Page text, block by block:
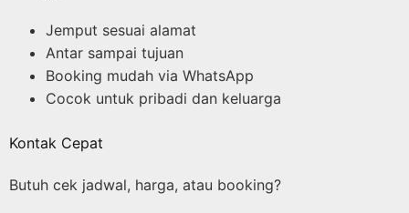
Jemput sesuai alamat
Antar sampai tujuan
Booking mudah via WhatsApp
Cocok untuk pribadi dan keluarga
Kontak Cepat
Butuh cek jadwal, harga, atau booking?